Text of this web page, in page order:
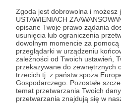
Zgoda jest dobrowolna i możesz
USTAWIENIACH
opisane Twoje prawo żądania
usunięcia lub ograniczenia
dowolnym momencie za pomocą
przeglądarki w urządzeniu
zależności od Twoich ustawień,
przekazywane do zewnętrznych
trzecich tj. z państw spoza
Gospodarczego. Pozostałe
temat przetwarzania Twoich
przetwarzania znajdują się w
a każdy zawodnik jest
trenowali, grali i coraz
pierwszy poważny sezon
rozegrali już, jako zespół
Zdobyli Mistrzostwo
wygranych meczy z
Mistrzostw Polski, gdzie
z najlepszymi drużynami,
5. miejsce w kraju. Rozwiń